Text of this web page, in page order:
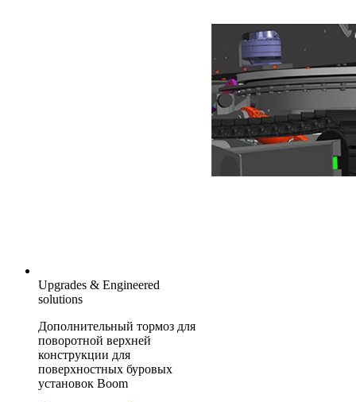
Upgrades & Engineered
solutions
Дополнительный тормоз для
поворотной верхней
конструкции для
поверхностных буровых
установок Boom